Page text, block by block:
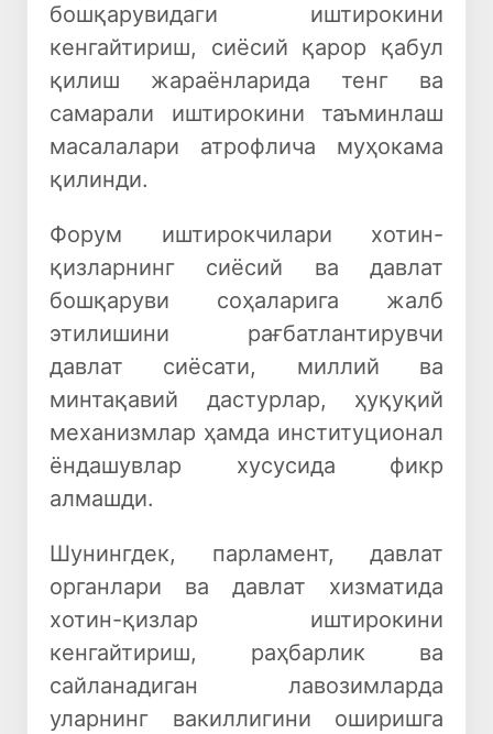
бошқарувидаги иштирокини
кенгайтириш, сиёсий қарор қабул
қилиш жараёнларида тенг ва
самарали иштирокини таъминлаш
масалалари атрофлича муҳокама
қилинди.
Форум иштирокчилари хотин-
қизларнинг сиёсий ва давлат
бошқаруви соҳаларига жалб
этилишини рағбатлантирувчи
давлат сиёсати, миллий ва
минтақавий дастурлар, ҳуқуқий
механизмлар ҳамда институционал
ёндашувлар хусусида фикр
алмашди.
Шунингдек, парламент, давлат
органлари ва давлат хизматида
хотин-қизлар иштирокини
кенгайтириш, раҳбарлик ва
сайланадиган лавозимларда
уларнинг вакиллигини оширишга